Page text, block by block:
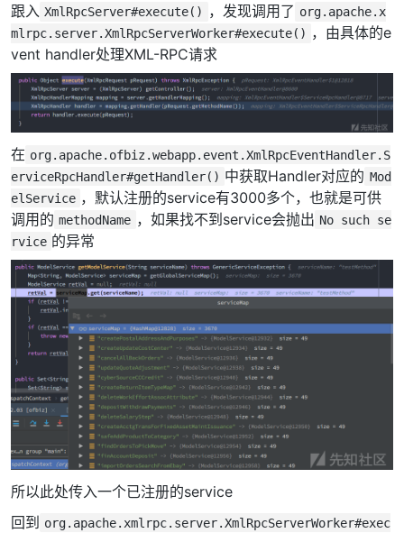
跟入 XmlRpcServer#execute() ，发现调用了 org.apache.x
mlrpc.server.XmlRpcServerWorker#execute() ，由具体的e
vent handler处理XML-RPC请求
在 org.apache.ofbiz.webapp.event.XmlRpcEventHandler.S
erviceRpcHandler#getHandler() 中获取Handler对应的 Mod
elService ，默认注册的service有3000多个，也就是可供
调用的 methodName ，如果找不到service会抛出 No such se
rvice 的异常
所以此处传入一个已注册的service
回到 org.apache.xmlrpc.server.XmlRpcServerWorker#exec